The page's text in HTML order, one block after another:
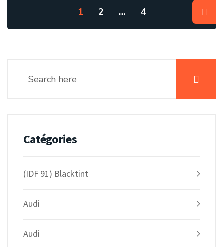
1 2 … 4
Catégories
(IDF 91) Blacktint
Audi
Audi